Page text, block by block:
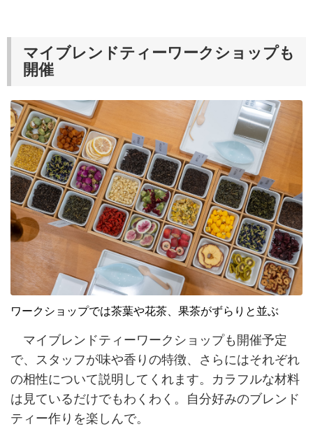
マイブレンドティーワークショップも
開催
ワークショップでは茶葉や花茶、果茶がずらりと並ぶ
マイブレンドティーワークショップも開催予定
で、スタッフが味や香りの特徴、さらにはそれぞれ
の相性について説明してくれます。カラフルな材料
は見ているだけでもわくわく。自分好みのブレンド
ティー作りを楽しんで。